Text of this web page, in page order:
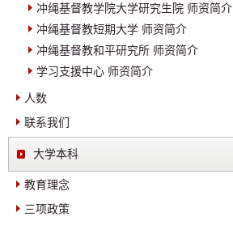
冲绳基督教学院大学研究生院 师资简介
冲绳基督教短期大学 师资简介
冲绳基督教和平研究所 师资简介
学习支援中心 师资简介
人数
联系我们
大学本科
教育理念
三项政策